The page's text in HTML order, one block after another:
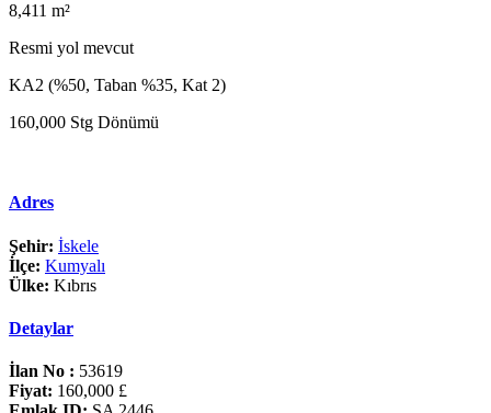
8,411 m²
Resmi yol mevcut
KA2 (%50, Taban %35, Kat 2)
160,000 Stg Dönümü
Adres
Şehir: İskele
İlçe: Kumyalı
Ülke: Kıbrıs
Detaylar
İlan No : 53619
Fiyat: 160,000 £